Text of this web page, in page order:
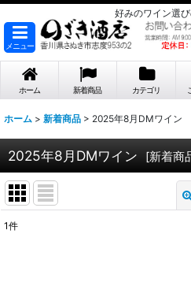
好みのワイン選
メニュー
ホーム 新着商品 カテゴリ
ホーム > 新着商品 > 2025年8月DMワイン
2025年8月DMワイン [新着商
1件